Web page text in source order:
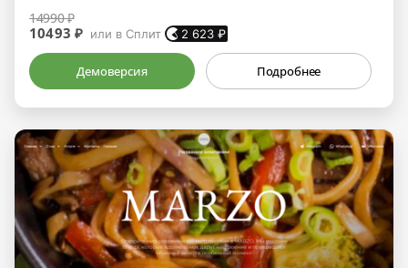
14990 ₽
10493 ₽ или в Сплит 2 623 ₽
Демоверсия Подробнее